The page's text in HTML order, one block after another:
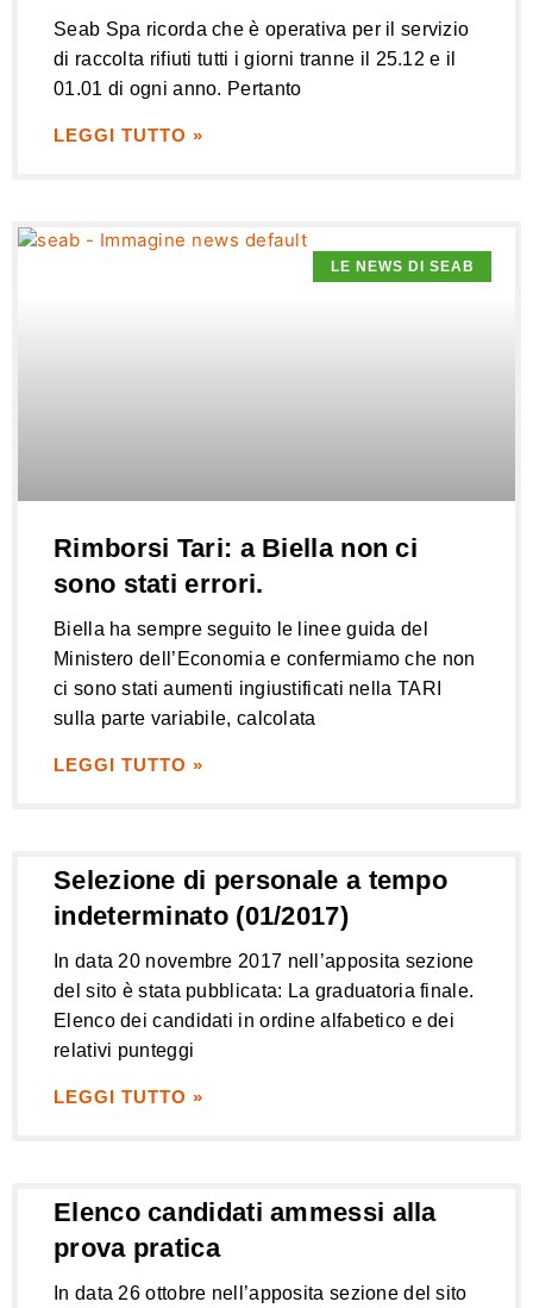
Seab Spa ricorda che è operativa per il servizio
di raccolta rifiuti tutti i giorni tranne il 25.12 e il
01.01 di ogni anno. Pertanto
LEGGI TUTTO »
LE NEWS DI SEAB
Rimborsi Tari: a Biella non ci
sono stati errori.
Biella ha sempre seguito le linee guida del
Ministero dell’Economia e confermiamo che non
ci sono stati aumenti ingiustificati nella TARI
sulla parte variabile, calcolata
LEGGI TUTTO »
Selezione di personale a tempo
indeterminato (01/2017)
In data 20 novembre 2017 nell’apposita sezione
del sito è stata pubblicata: La graduatoria finale.
Elenco dei candidati in ordine alfabetico e dei
relativi punteggi
LEGGI TUTTO »
Elenco candidati ammessi alla
prova pratica
In data 26 ottobre nell’apposita sezione del sito